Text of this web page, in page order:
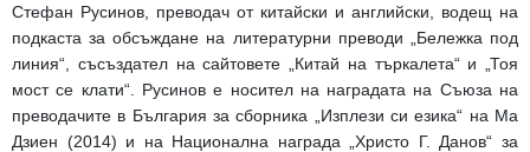
Стефан Русинов, преводач от китайски и английски, водещ на
подкаста за обсъждане на литературни преводи „Бележка под
линия“, съсъздател на сайтовете „Китай на търкалета“ и „Тоя
мост се клати“. Русинов е носител на наградата на Съюза на
преводачите в България за сборника „Изплези си езика“ на Ма
Дзиен (2014) и на Национална награда „Христо Г. Данов“ за